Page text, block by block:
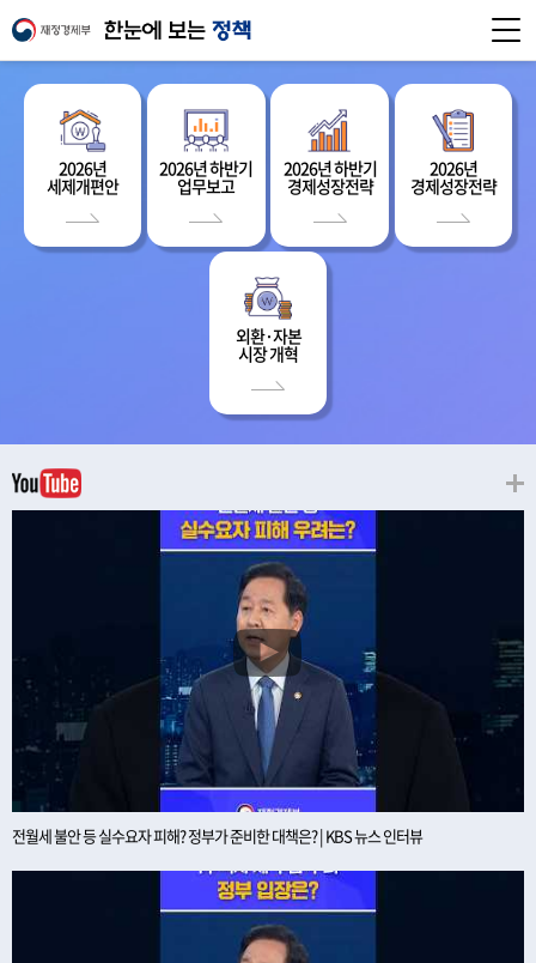
2026년
세제개편안
2026년 하반기
업무보고
2026년 하반기
경제성장전략
2026년
경제성장전략
외환·자본
시장 개혁
전월세 불안 등 실수요자 피해? 정부가 준비한 대책은? | KBS 뉴스 인터뷰